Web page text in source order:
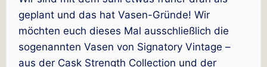
2025
geplant und das hat Vasen-Gründe! Wir
möchten euch dieses Mal ausschließlich die
sogenannten Vasen von Signatory Vintage –
aus der Cask Strength Collection und der